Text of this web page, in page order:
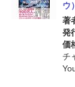
ウ
著
発
価
チ